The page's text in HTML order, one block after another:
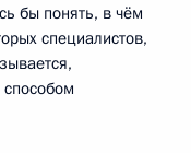
бы понять, в чём
специалистов,